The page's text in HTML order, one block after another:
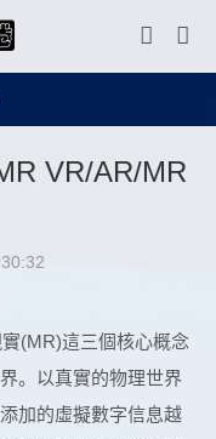
VR/AR/MR
(MR)這三個核心概念
。以真實的物理世界
加的虛擬數字信息越